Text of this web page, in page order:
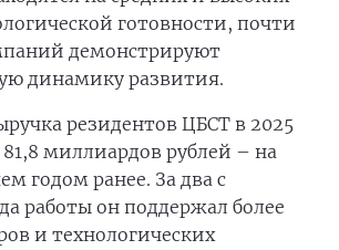
готовности, почти
демонстрируют
динамику развития.
резидентов ЦБСТ в 2025
81,8 миллиардов рублей – на
годом ранее. За два с
работы он поддержал более
и технологических